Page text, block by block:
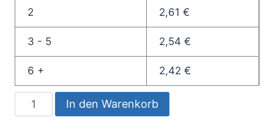
2 2,61 €
3 - 5 2,54 €
6 + 2,42 €
Natürlich
Seife
In den Warenkorb